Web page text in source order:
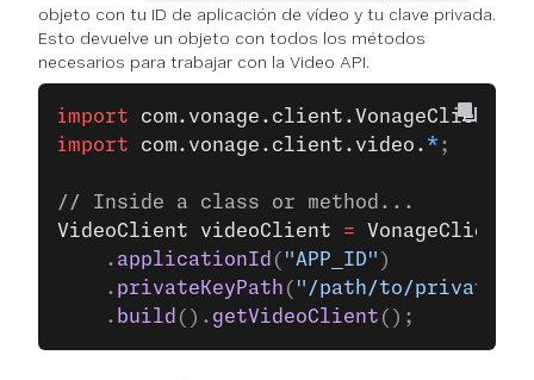
objeto con tu ID de aplicación de vídeo y tu clave privada.
Esto devuelve un objeto con todos los métodos
necesarios para trabajar con la Video API.
import com.vonage.client.VonageClient
import com.vonage.client.video.* ;
// Inside a class or method...
VideoClient videoClient = VonageClient
    .
applicationId ( "APP_ID" )
    .
privateKeyPath ( "/path/to/
    .
build (). getVideoClient ();